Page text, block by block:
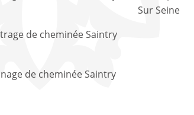
Sur Seine